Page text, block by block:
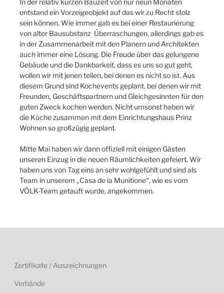
In der relativ kurzen Bauzeit von nur neun Monaten
entstand ein Vorzeigeobjekt auf das wir zu Recht stolz
sein können. Wie immer gab es bei einer Restaurierung
von alter Bausubstanz Überraschungen, allerdings gab es
in der Zusammenarbeit mit den Planern und Architekten
auch immer eine Lösung. Die Freude über das gelungene
Gebäude und die Dankbarkeit, dass es uns so gut geht,
wollen wir mit jenen teilen, bei denen es nicht so ist. Aus
diesem Grund sind Kochevents geplant, bei denen wir mit
Freunden, Geschäftspartnern und Gleichgesinnten für den
guten Zweck kochen werden. Nicht umsonst haben wir
die Küche zusammen mit dem Einrichtungshaus Prinz
Wohnen so großzügig geplant.
Mitte Mai haben wir dann offiziell mit einigen Gästen
unseren Einzug in die neuen Räumlichkeiten gefeiert. Wir
haben uns von Tag eins an sehr wohlgefühlt und sind als
Team in unserem „Casa de la Munitione“, wie es vom
VÖLK-Team getauft wurde, angekommen.
Zertifikate / Auszeichnungen
Verbände